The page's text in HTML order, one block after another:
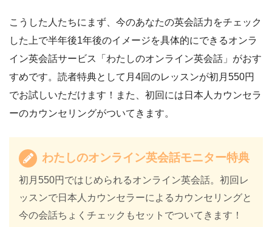
こうした人たちにまず、今のあなたの英会話力をチェック
した上で半年後1年後のイメージを具体的にできるオンラ
イン英会話サービス「わたしのオンライン英会話」がおす
すめです。読者特典として月4回のレッスンが初月550円
でお試しいただけます！また、初回には日本人カウンセラ
ーのカウンセリングがついてきます。
わたしのオンライン英会話モニター特典
初月550円ではじめられるオンライン英会話。初回レ
ッスンで日本人カウンセラーによるカウンセリングと
今の会話ちょくチェックもセットでついてきます！